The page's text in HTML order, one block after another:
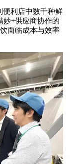
便利店中数千种鲜
妙+供应商协作的
面临成本与效率